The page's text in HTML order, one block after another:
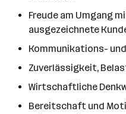
Freude am Umgang
ausgezeichnete
Kommunikations-
Zuverlässigkeit,
Wirtschaftliche
Bereitschaft und